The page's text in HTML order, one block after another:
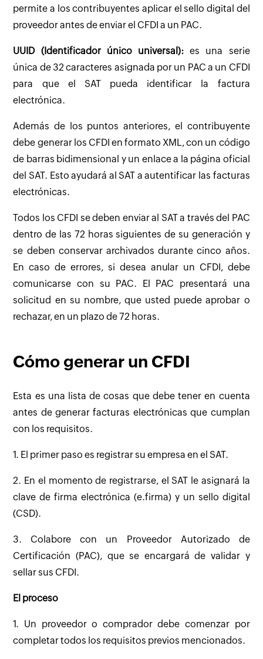
permite a los contribuyentes aplicar el sello digital del
proveedor antes de enviar el CFDI a un PAC.
UUID (Identificador único universal):es una serie
única de 32 caracteres asignada por un PAC a un CFDI
para que el SAT pueda identificar la factura
electrónica.
Además de los puntos anteriores, el contribuyente
debe generar los CFDI en formato XML, con un código
de barras bidimensional y un enlace a la página oficial
del SAT. Esto ayudará al SAT a autentificar las facturas
electrónicas.
Todos los CFDI se deben enviar al SAT a través del PAC
dentro de las 72 horas siguientes de su generación y
se deben conservar archivados durante cinco años.
En caso de errores, si desea anular un CFDI, debe
comunicarse con su PAC. El PAC presentará una
solicitud en su nombre, que usted puede aprobar o
rechazar, en un plazo de 72 horas.
Cómo generar un CFDI
Esta es una lista de cosas que debe tener en cuenta
antes de generar facturas electrónicas que cumplan
con los requisitos.
1. El primer paso es registrar su empresa en el SAT.
2. En el momento de registrarse, el SAT le asignará la
clave de firma electrónica (e.firma) y un sello digital
(CSD).
3. Colabore con un Proveedor Autorizado de
Certificación (PAC), que se encargará de validar y
sellar sus CFDI.
El proceso
1. Un proveedor o comprador debe comenzar por
completar todos los requisitos previos mencionados.